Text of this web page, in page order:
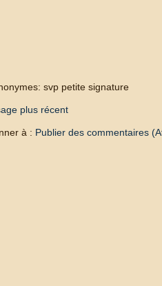
svp petite signature
plus récent
à : Publier des commentaires